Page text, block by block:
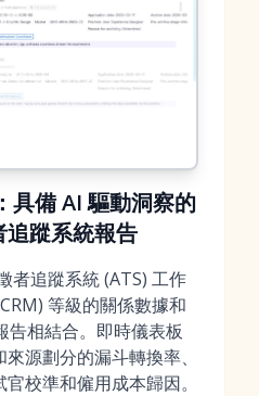
具備 AI 驅動洞察的
蹤系統報告
者追蹤系統 (ATS) 工作
等級的關係數據和
告相結合。即時儀表板
源劃分的漏斗轉換率、
校準和僱用成本歸因。